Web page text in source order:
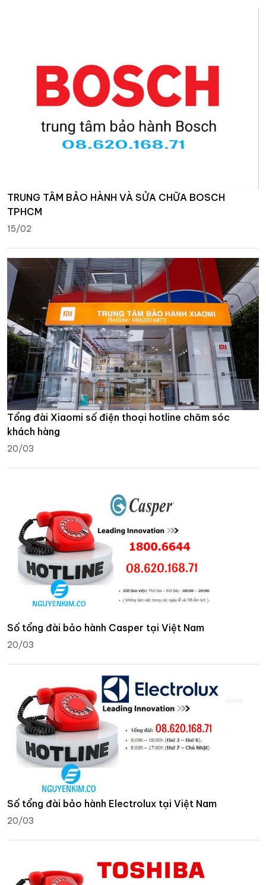
TRUNG TÂM BẢO HÀNH VÀ SỬA CHỮA BOSCH
TPHCM
15/02
Tổng đài Xiaomi số điện thoại hotline chăm sóc
khách hàng
20/03
Số tổng đài bảo hành Casper tại Việt Nam
20/03
Số tổng đài bảo hành Electrolux tại Việt Nam
20/03